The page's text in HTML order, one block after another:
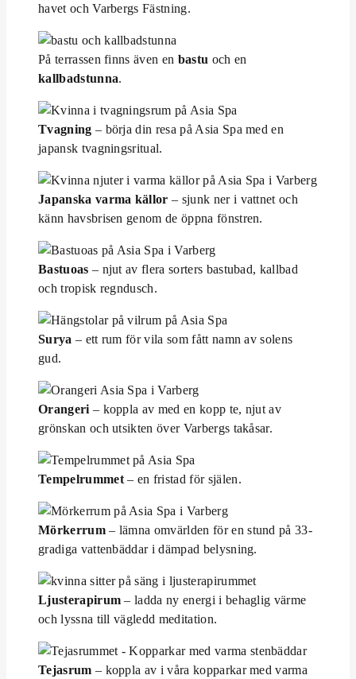
havet och Varbergs Fästning.
På terrassen finns även en bastu och en
kallbadstunna.
Tvagning – börja din resa på Asia Spa med en
japansk tvagningsritual.
Japanska varma källor – sjunk ner i vattnet och
känn havsbrisen genom de öppna fönstren.
Bastuoas – njut av flera sorters bastubad, kallbad
och tropisk regndusch.
Surya – ett rum för vila som fått namn av solens
gud.
Orangeri – koppla av med en kopp te, njut av
grönskan och utsikten över Varbergs takåsar.
Tempelrummet– en fristad för själen.
Mörkerrum– lämna omvärlden för en stund på 33-
gradiga vattenbäddar i dämpad belysning.
Ljusterapirum – ladda ny energi i behaglig värme
och lyssna till vägledd meditation.
Tejasrum – koppla av i våra kopparkar med varma